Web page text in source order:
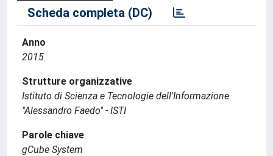
Scheda completa (DC)
Anno
2015
Strutture organizzative
Istituto di Scienza e Tecnologie dell'Informazione
"Alessandro Faedo" - ISTI
Parole chiave
gCube System